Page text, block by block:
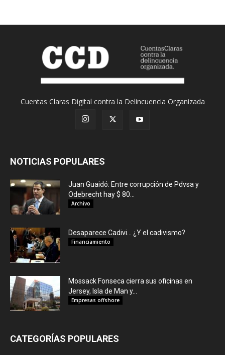
Cuentas Claras Digital contra la Delincuencia Organizada
NOTICIAS POPULARES
Juan Guaidó: Entre corrupción de Pdvsa y
Odebrecht hay $ 80...
Archivo
Desaparece Cadivi… ¿Y el cadivismo?
Financiamiento
Mossack Fonseca cierra sus oficinas en
Jersey, Isla de Man y...
Empresas offshore
CATEGORÍAS POPULARES